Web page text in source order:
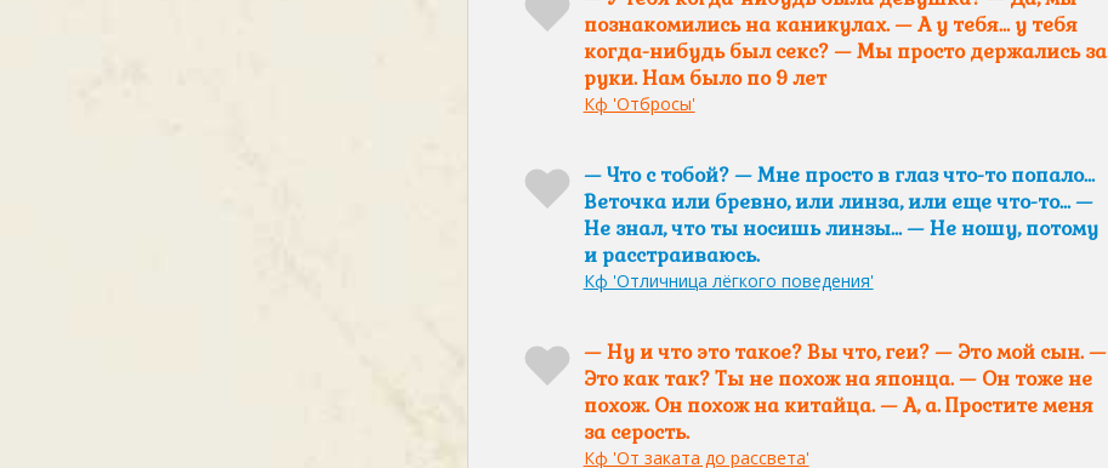
познакомились на каникулах. — А у тебя… у тебя
когда-нибудь был секс? — Мы просто держались за
руки. Нам было по 9 лет
Кф 'Отбросы'
— Что с тобой? — Мне просто в глаз что-то попало…
Веточка или бревно, или линза, или еще что-то… —
Не знал, что ты носишь линзы… — Не ношу, потому
и расстраиваюсь.
Кф 'Отличница лёгкого поведения'
— Ну и что это такое? Вы что, геи? — Это мой сын. —
Это как так? Ты не похож на японца. — Он тоже не
похож. Он похож на китайца. — А, а. Простите меня
за серость.
Кф 'От заката до рассвета'